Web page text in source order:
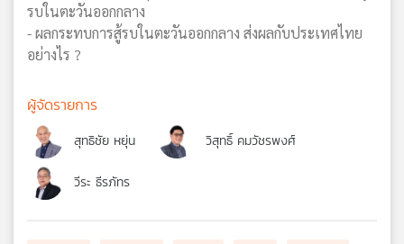
รบในตะวันออกกลาง
- ผลกระทบการสู้รบในตะวันออกกลาง ส่งผลกับประเทศไทย
อย่างไร ?
ผู้จัดรายการ
สุทธิชัย หยุ่น วิสุทธิ์ คมวัชรพงศ์
วีระ ธีรภัทร